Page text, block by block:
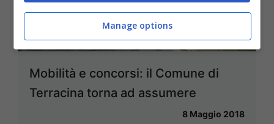
Mobilità e concorsi: il Comune di
Terracina torna ad assumere
8 Maggio 2018
Manage options